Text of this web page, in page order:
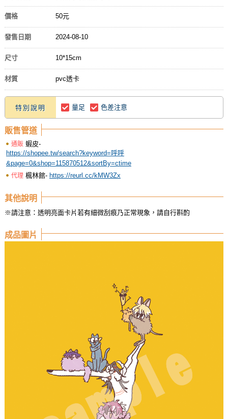
價格 50元
發售日期 2024-08-10
尺寸 10*15cm
材質 pvc透卡
特別說明 量足 色差注意
販售管道
通販蝦皮-
https://shopee.tw/search?keyword=呼呼
&page=0&shop=115870512&sortBy=ctime
代理楓林館- https://reurl.cc/kMW3Zx
其他說明
※請注意：透明亮面卡片若有細微刮痕乃正常現象，請自行斟酌
成品圖片